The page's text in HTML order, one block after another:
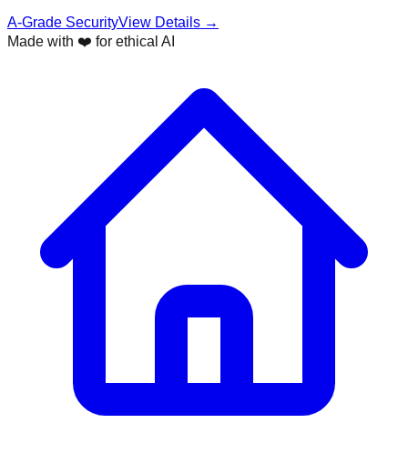
A-Grade SecurityView Details →
Made with ❤️ for ethical AI